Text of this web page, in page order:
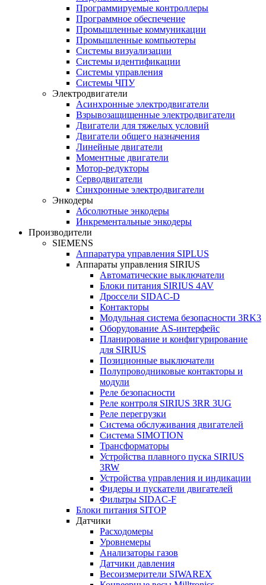
Программируемые контроллеры
Программное обеспечение
Промышленные коммуникации
Промышленные компьютеры
Системы визуализации
Системы идентификации
Системы управления
Системы ЧПУ
Электродвигатели
Асинхронные электродвигатели
Взрывозащищенные электродвигатели
Двигатели для тяжелых условий
Двигатели общего назначения
Линейные двигатели
Моментные двигатели
Мотор-редукторы
Серводвигатели
Синхронные электродвигатели
Энкодеры
Абсолютные энкодеры
Инкрементальные энкодеры
Производители
SIEMENS
Аппаратура управления SIPLUS
Аппараты управления SIRIUS
Автоматические выключатели
Блоки питания SIRIUS 4AV
Дроссели SIDAC-D
Контакторы
Модульная система безопасности 3RK3
Оборудование AS-интерфейс
Планирование и конфигурирование
для SIRIUS
Позиционные выключатели
Полупроводниковые контакторы и
модули
Реле безопасности
Реле контроля SIRIUS 3RR 3UG
Реле перегрузки
Сиcтема обслуживания двигателей
Система SIMOTION
Трансформаторы
Устройства плавного пуска SIRIUS
3RW
Устройства управления и индикации
Фидеры и пускатели двигателей
Фильтры SIDAC-F
Блоки питания SITOP
Датчики
Расходомеры
Уровнемеры
Анализаторы газов
Датчики давления
Весоизмерители SIWAREX